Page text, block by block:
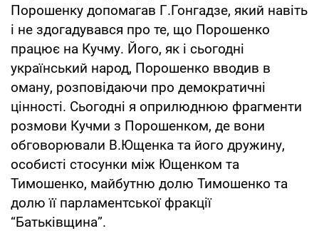
Порошенку допомагав Г.Гонгадзе, який навіть
і не здогадувався про те, що Порошенко
працює на Кучму. Його, як і сьогодні
український народ, Порошенко вводив в
оману, розповідаючи про демократичні
цінності. Сьогодні я оприлюднюю фрагменти
розмови Кучми з Порошенком, де вони
обговорювали В.Ющенка та його дружину,
особисті стосунки між Ющенком та
Тимошенко, майбутню долю Тимошенко та
долю її парламентської фракції
“Батьківщина”.